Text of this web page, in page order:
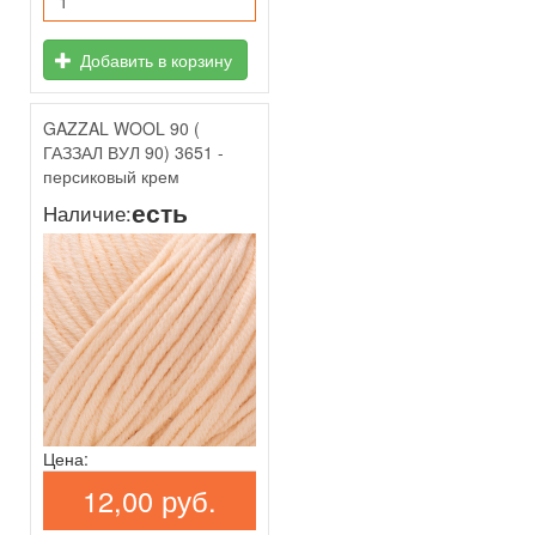
Добавить в корзину
GAZZAL WOOL 90 (
ГАЗЗАЛ ВУЛ 90) 3651 -
персиковый крем
Наличие:есть
Цена:
12,00 руб.